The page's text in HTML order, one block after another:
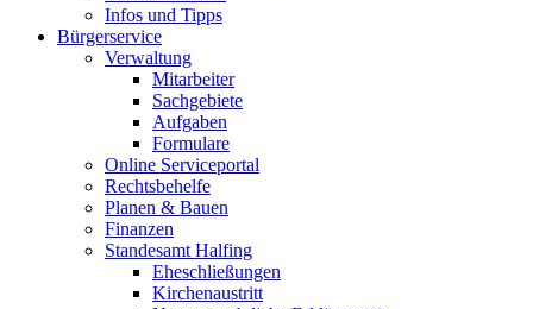
Infos und Tipps
Bürgerservice
Verwaltung
Mitarbeiter
Sachgebiete
Aufgaben
Formulare
Online Serviceportal
Rechtsbehelfe
Planen & Bauen
Finanzen
Standesamt Halfing
Eheschließungen
Kirchenaustritt